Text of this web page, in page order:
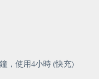
，使用4小時 (快充)